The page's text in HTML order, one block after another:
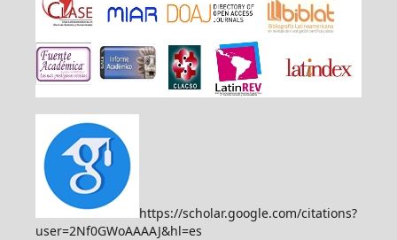
https://scholar.google.com/citations?
user=2Nf0GWoAAAAJ&hl=es